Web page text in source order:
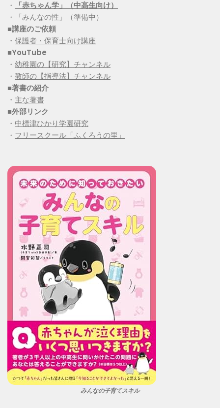
・
「赤ちゃん学」（中高生向け）
・「みんなの性」（準備中）
■講座のご依頼
・ 保護者・保育士向け講座
■YouTube
・ 幼稚園の【研究】チャンネル
・ 教師の【指導法】チャンネル
■著書の紹介
・ 主な著書
■外部リンク
・ 中標津ひかり学園研究
・ フリースクール「ふくろうの里」
みんなの子育てスキル